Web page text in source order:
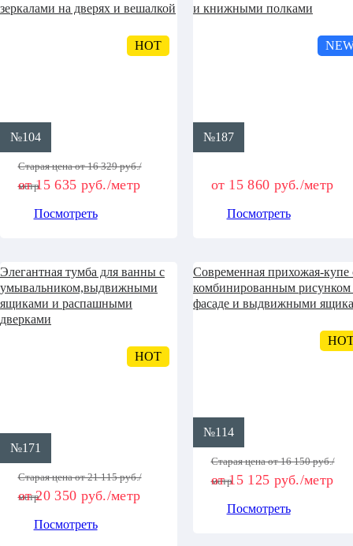
зеркалами на дверях и вешалкой
HOT
№104
Старая цена от 16 329 руб./
метр
от 15 635 руб./метр
Посмотреть
и книжными полками
№187
от 15 860 руб./метр
Посмотреть
Элегантная тумба для ванны с
умывальником,выдвижными
ящиками и распашными
дверками
HOT
№171
Старая цена от 21 115 руб./
метр
от 20 350 руб./метр
Посмотреть
Современная прихожая-купе
комбинированным рисунком
фасаде и выдвижными
№114
Старая цена от 16 150 руб./
метр
от 15 125 руб./метр
Посмотреть